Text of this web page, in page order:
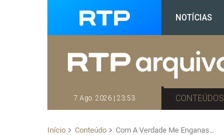
NOTÍCIAS
7 Ago. 2026 | 23:53 CONTEÚDOS
Início Conteúdo Com A Verdade Me Enganas…